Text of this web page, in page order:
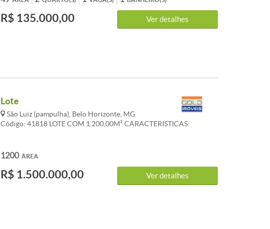
R$ 135.000,00 Ver detalhes
Lote
São Luiz (pampulha), Belo Horizonte, MG
Código: 41818 LOTE COM 1.200,00M² CARACTERISTICAS:
ÁREA
1200
R$ 1.500.000,00 Ver detalhes